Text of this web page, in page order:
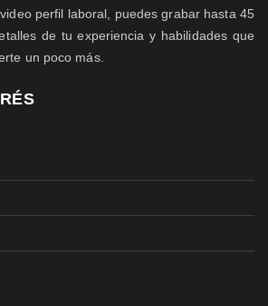
perfil laboral, puedes grabar hasta 45
de tu experiencia y habilidades que
un poco más.